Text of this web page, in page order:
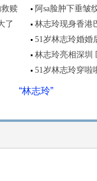
赎
阿sa脸肿下垂皱
了
林志玲现身香港
51岁林志玲婚婚
林志玲亮相深圳
51岁林志玲穿啦
“林志玲”